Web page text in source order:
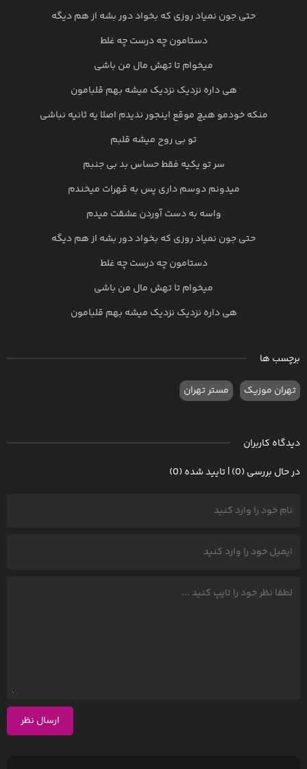
حتی جون نمیاد روزی که بخواد دور بشه از هم دیگه
دستامون چه درست چه غلط
میخوام تا تهش مال من باشی
هی داره نزدیک نزدیک میشه بهم قلبامون
منکه خودمو هیچ موقع اینجور ندیدم اصلا یه ثانیه نباشی
تو بی روح میشه قلبم
سر تو یکیه فقط حساس بد بی جنبم
میدونم دوسم داری پس به قهرات میخندم
واسه به دست آوردن عشقت میدم
حتی جون نمیاد روزی که بخواد دور بشه از هم دیگه
دستامون چه درست چه غلط
میخوام تا تهش مال من باشی
هی داره نزدیک نزدیک میشه بهم قلبامون
برچسب ها
تهران موزیک مستر تهران
دیدگاه کاربران
در حال بررسی (0) | تایید شده (0)
ارسال نظر